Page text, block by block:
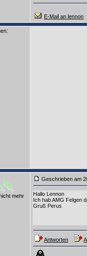
E-Mail an lennon
mehr
Geschrieben am
Hallo Lennon
Ich hab AMG Felgen
Gruß Perus
Antworten